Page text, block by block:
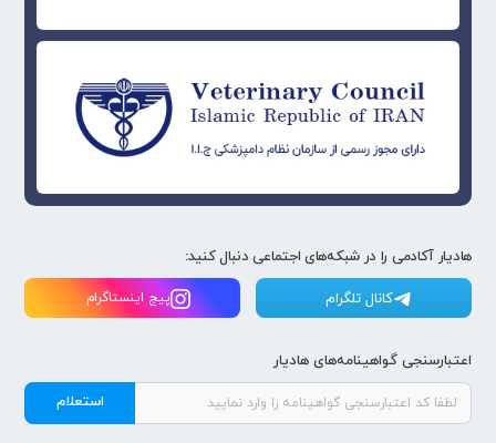
هادیار آکادمی را در شبکه‌های اجتماعی دنبال کنید:
کانال تلگرام پیج اینستاگرام
اعتبارسنجی گواهینامه‌های هادیار